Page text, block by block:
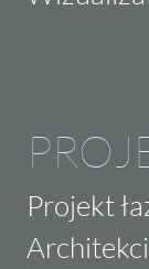
Projekt